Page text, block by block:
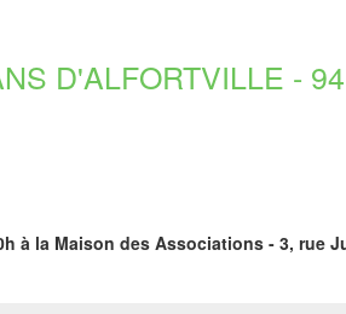
D'ALFORTVILLE -
à la Maison des Associations - 3, rue